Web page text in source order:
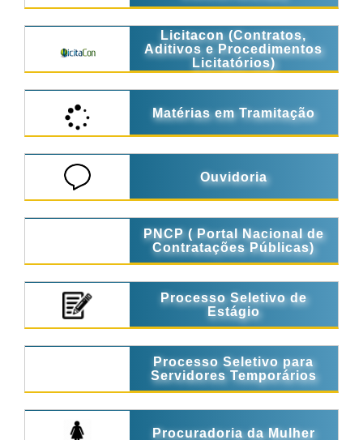
Licitacon (Contratos,
Aditivos e Procedimentos
Licitatórios)
Matérias em Tramitação
Ouvidoria
PNCP ( Portal Nacional de
Contratações Públicas)
Processo Seletivo de
Estágio
Processo Seletivo para
Servidores Temporários
Procuradoria da Mulher